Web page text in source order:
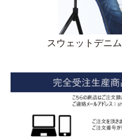
スウェットデニ